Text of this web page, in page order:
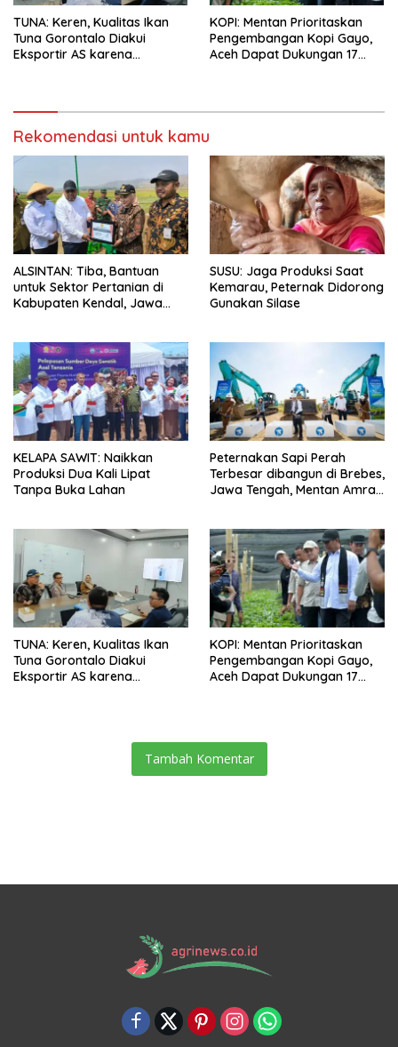
TUNA: Keren, Kualitas Ikan
Tuna Gorontalo Diakui
Eksportir AS karena
KOPI: Mentan Prioritaskan
Pengembangan Kopi Gayo,
Aceh Dapat Dukungan 17
Rekomendasi untuk kamu
ALSINTAN: Tiba, Bantuan
untuk Sektor Pertanian di
Kabupaten Kendal, Jawa
SUSU: Jaga Produksi Saat
Kemarau, Peternak Didorong
Gunakan Silase
KELAPA SAWIT: Naikkan
Produksi Dua Kali Lipat
Tanpa Buka Lahan
Peternakan Sapi Perah
Terbesar dibangun di Brebes,
Jawa Tengah, Mentan Amran
TUNA: Keren, Kualitas Ikan
Tuna Gorontalo Diakui
Eksportir AS karena
KOPI: Mentan Prioritaskan
Pengembangan Kopi Gayo,
Aceh Dapat Dukungan 17
Tambah Komentar